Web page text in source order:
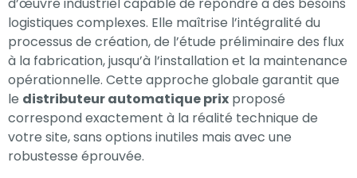
d’œuvre industriel capable de répondre à des besoins
logistiques complexes. Elle maîtrise l’intégralité du
processus de création, de l’étude préliminaire des flux
à la fabrication, jusqu’à l’installation et la maintenance
opérationnelle. Cette approche globale garantit que
le distributeur automatique prix proposé
correspond exactement à la réalité technique de
votre site, sans options inutiles mais avec une
robustesse éprouvée.